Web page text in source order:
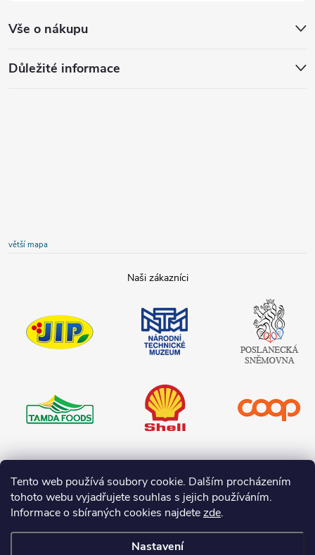
Tento web používá soubory cookie. Dalším procházením
tohoto webu vyjadřujete souhlas s jejich používáním.
Informace o sbíraných cookies najdetezde.
Nastavení
Vše o nákupu
Důležité informace
větší mapa
technické
muzeum
Poslanecká
sněmovna
České
republiky
Teta drogerie